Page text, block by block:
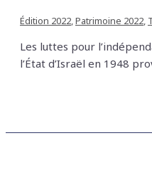
Édition 2022,Patrimoine 2022,
Les luttes pour
l’État d’Israël en 1948